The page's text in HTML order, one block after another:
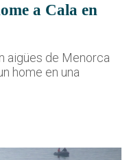
a Cala en
aigües de Menorca
home en una